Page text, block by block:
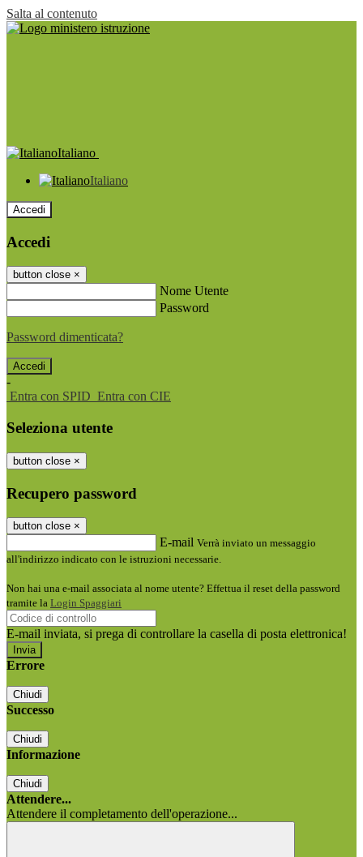
Salta al contenuto
Italiano
Italiano
Accedi
Accedi
button close ×
Nome Utente
Password
Password dimenticata?
-
Entra con SPID Entra con CIE
Seleziona utente
button close ×
Recupero password
button close ×
E-mail Verrà inviato un messaggio
all'indirizzo indicato con le istruzioni necessarie.
Non hai una e-mail associata al nome utente? Effettua il reset della password
tramite la Login Spaggiari
E-mail inviata, si prega di controllare la casella di posta elettronica!
Errore
Chiudi
Successo
Chiudi
Informazione
Chiudi
Attendere...
Attendere il completamento dell'operazione...